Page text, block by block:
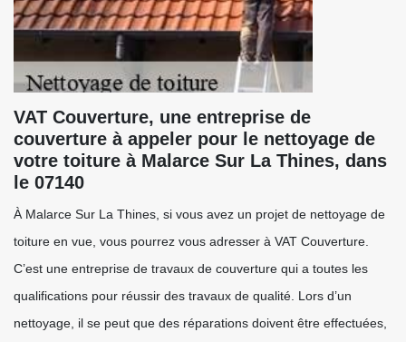
VAT Couverture, une entreprise de
couverture à appeler pour le nettoyage de
votre toiture à Malarce Sur La Thines, dans
le 07140
À Malarce Sur La Thines, si vous avez un projet de nettoyage de
toiture en vue, vous pourrez vous adresser à VAT Couverture.
C’est une entreprise de travaux de couverture qui a toutes les
qualifications pour réussir des travaux de qualité. Lors d’un
nettoyage, il se peut que des réparations doivent être effectuées,